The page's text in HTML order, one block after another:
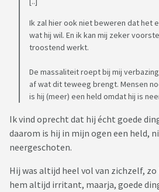
Ik zal hier ook niet beweren dat het
wat hij wil. En ik kan mij zeker
troostend werkt.
De massaliteit roept bij mij
af wat dit teweeg brengt. Mensen
is hij (meer) een held omdat hij is
Ik vind oprecht dat hij écht goede
daarom is hij in mijn ogen een held,
neergeschoten.
Hij was altijd heel vol van zichzelf,
hem altijd irritant, maarja, goede